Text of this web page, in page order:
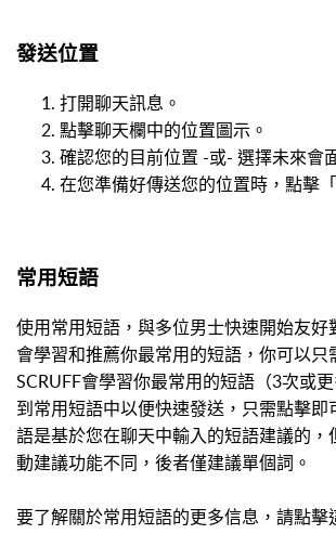
發送位置
打開聊天訊息。
點擊聊天欄中的位置圖示。
確認您的目前位置 -或- 選擇未來會
在您準備好傳送您的位置時，點擊
常用短語
使用常用短語，與多位男士快速開始友好
會學習和推薦你最常用的短語，你可以只
SCRUFF會學習你最常用的短語（3次或
到常用短語中以便快速發送，只需點擊即
語是基於您在聊天中輸入的短語建議的，
動建議功能不同，後者僅建議單個詞。
要了解關於常用短語的更多信息，請點擊